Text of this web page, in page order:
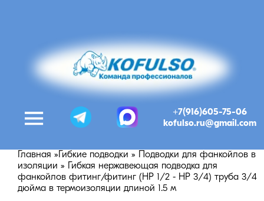
+7(916)605-75-06
kofulso.ru@gmail.com
Главная »Гибкие подводки » Подводки для фанкойлов в
изоляции » Гибкая нержавеющая подводка для
фанкойлов фитинг/фитинг (НР 1/2 - НР 3/4) труба 3/4
дюйма в термоизоляции длиной 1.5 м